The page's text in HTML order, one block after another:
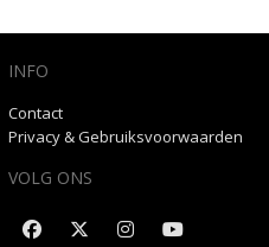
INFO
Contact
Privacy & Gebruiksvoorwaarden
VOLG ONS